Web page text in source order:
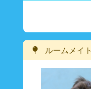
ルームメイト